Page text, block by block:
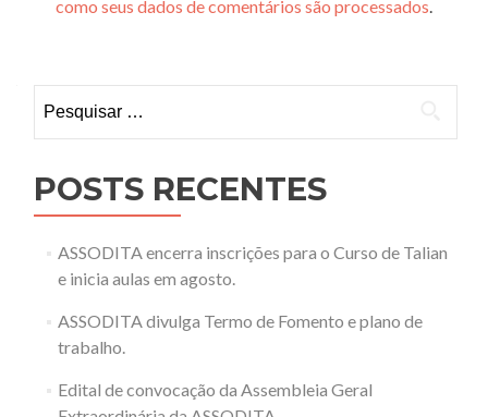
como seus dados de comentários são processados.
por:
POSTS RECENTES
ASSODITA encerra inscrições para o Curso de Talian
e inicia aulas em agosto.
ASSODITA divulga Termo de Fomento e plano de
trabalho.
Edital de convocação da Assembleia Geral